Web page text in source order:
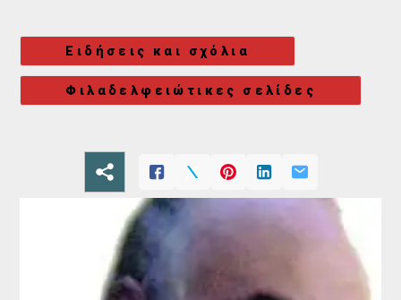
Ειδήσεις και σχόλια
Φιλαδελφειώτικες σελίδες